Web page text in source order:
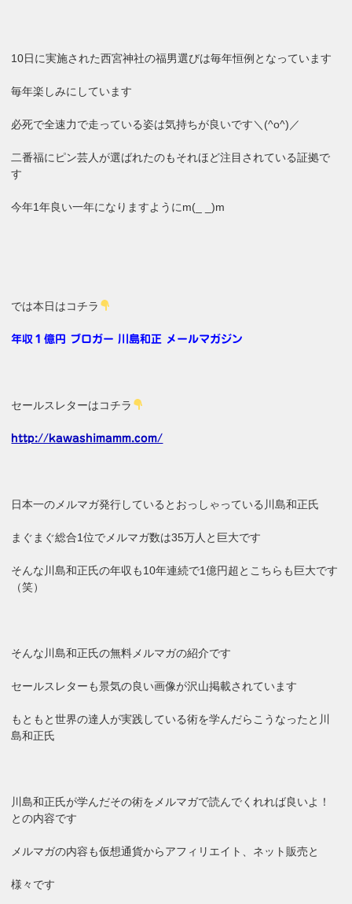
10日に実施された西宮神社の福男選びは毎年恒例となっています
毎年楽しみにしています
必死で全速力で走っている姿は気持ちが良いです＼(^o^)／
二番福にピン芸人が選ばれたのもそれほど注目されている証拠で
す
今年1年良い一年になりますようにm(_ _)m
では本日はコチラ
年収１億円 ブロガー 川島和正 メールマガジン
セールスレターはコチラ
http://kawashimamm.com/
日本一のメルマガ発行しているとおっしゃっている川島和正氏
まぐまぐ総合1位でメルマガ数は35万人と巨大です
そんな川島和正氏の年収も10年連続で1億円超とこちらも巨大です
（笑）
そんな川島和正氏の無料メルマガの紹介です
セールスレターも景気の良い画像が沢山掲載されています
もともと世界の達人が実践している術を学んだらこうなったと川
島和正氏
川島和正氏が学んだその術をメルマガで読んでくれれば良いよ！
との内容です
メルマガの内容も仮想通貨からアフィリエイト、ネット販売と
様々です